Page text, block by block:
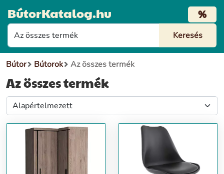
BútorKatalog.hu %
Bútor Bútorok Az összes termék
Az összes termék